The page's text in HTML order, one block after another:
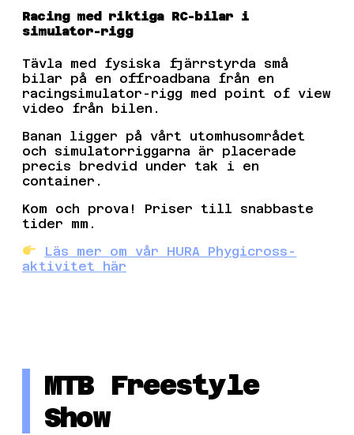
Racing med riktiga RC-bilar i
simulator-rigg
Tävla med fysiska fjärrstyrda små
bilar på en offroadbana från en
racingsimulator-rigg med point of view
video från bilen.
Banan ligger på vårt utomhusområdet
och simulatorriggarna är placerade
precis bredvid under tak i en
container.
Kom och prova! Priser till snabbaste
tider mm.
Läs mer om vår HURA Phygicross-
aktivitet här
MTB Freestyle
Show